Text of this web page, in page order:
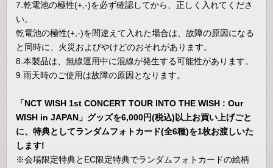
7.乾電池の極性(+,-)を必ず確認してから、正しく入れてくださ
い。
乾電池の極性(+,-)を間違えて入れた場合は、故障の原因になる
と同時に、火災およびやけどのおそれがあります。
8.本製品は、無線運用中に混線が発生する可能性があります。
9.雨天時のご使用は故障の原因となります。
「NCT WISH 1st CONCERT TOUR INTO THE WISH : Our
WISH in JAPAN」グッズを6,000円(税込)以上お買い上げごと
に、特典としてランダムフォトカード(全6種)を1枚お渡しいた
します!
※会場限定特典とEC限定特典でランダムフォトカードの絵柄